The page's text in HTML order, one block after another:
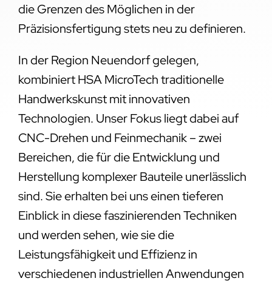
die Grenzen des Möglichen in der
Präzisionsfertigung stets neu zu definieren.
In der Region Neuendorf gelegen,
kombiniert HSA MicroTech traditionelle
Handwerkskunst mit innovativen
Technologien. Unser Fokus liegt dabei auf
CNC-Drehen und Feinmechanik – zwei
Bereichen, die für die Entwicklung und
Herstellung komplexer Bauteile unerlässlich
sind. Sie erhalten bei uns einen tieferen
Einblick in diese faszinierenden Techniken
und werden sehen, wie sie die
Leistungsfähigkeit und Effizienz in
verschiedenen industriellen Anwendungen